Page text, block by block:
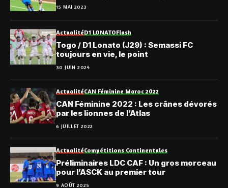
15 MAI 2023
ActualitéD1 LONATOFlash
Togo / D1 Lonato (J29) : Semassi FC
toujours en vie, le point
30 JUIN 2024
ActualitéCAN Féminine Maroc 2022
CAN Féminine 2022 : Les crânes dévorés
par les lionnes de l’Atlas
6 JUILLET 2022
ActualitéCompétitions Continentales
Préliminaires LDC CAF : Un gros morceau
pour l’ASCK au premier tour
9 AOÛT 2025